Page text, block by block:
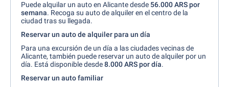
Puede alquilar un auto en Alicante desde 56.000 ARS por
semana. Recoga su auto de alquiler en el centro de la
ciudad tras su llegada.
Reservar un auto de alquiler para un día
Para una excursión de un día a las ciudades vecinas de
Alicante, también puede reservar un auto de alquiler por un
día. Está disponible desde8.000 ARS por día.
Reservar un auto familiar